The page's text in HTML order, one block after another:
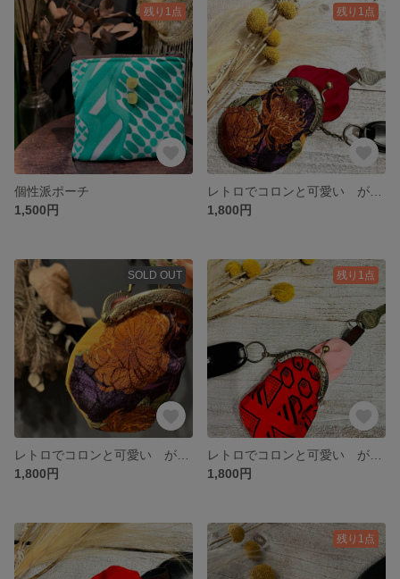
残り1点
個性派ポーチ
1,500円
残り1点
1,800円
SOLD OUT
1,800円
残り1点
1,800円
残り1点